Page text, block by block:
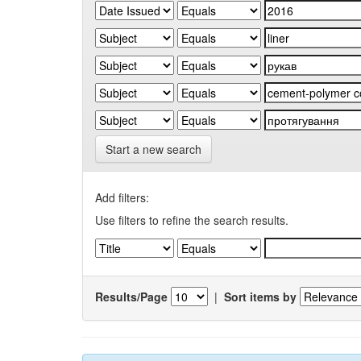
Start a new search
Add filters:
Use filters to refine the search results.
Results/Page | Sort items by